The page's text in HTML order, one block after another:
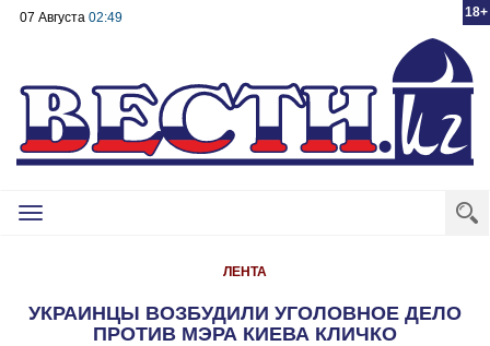
18+
07 Августа 02:49
Toggle
ЛЕНТА
УКРАИНЦЫ ВОЗБУДИЛИ УГОЛОВНОЕ ДЕЛО
ПРОТИВ МЭРА КИЕВА КЛИЧКО